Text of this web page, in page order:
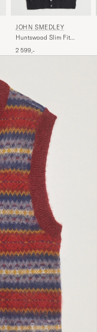
JOHN SMEDLEY
Huntswood Slim Fit
2 599,-